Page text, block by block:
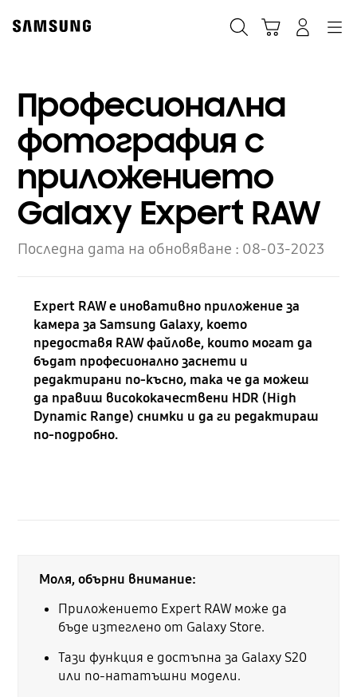
content
Професионална
фотография с
приложението
Galaxy Expert RAW
Последна дата на обновяване : 08-03-2023
Expert RAW е иновативно приложение за
камера за Samsung Galaxy, което
предоставя RAW файлове, които могат да
бъдат професионално заснети и
редактирани по-късно, така че да можеш
да правиш висококачествени HDR (High
Dynamic Range) снимки и да ги редактираш
по-подробно.
Моля, обърни внимание:
Приложението Expert RAW може да
бъде изтеглено от Galaxy Store.
Тази функция е достъпна за Galaxy S20
или по-нататъшни модели.